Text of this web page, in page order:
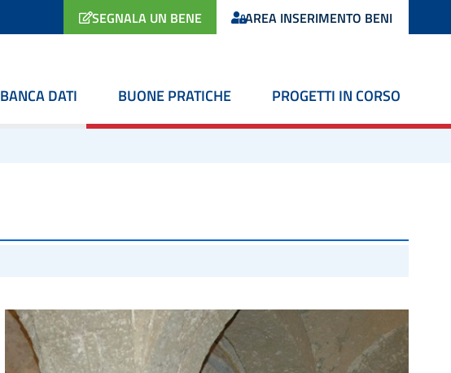
SEGNALA UN BENE AREA INSERIMENTO BENI
BANCA DATI BUONE PRATICHE PROGETTI IN CORSO